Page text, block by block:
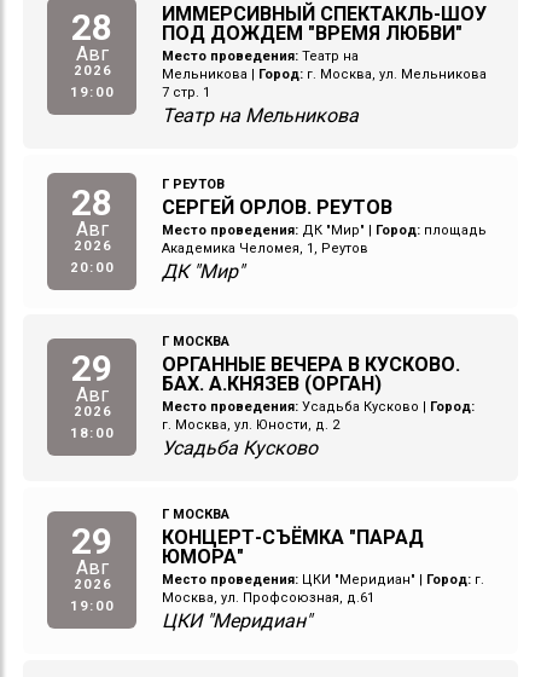
28
Авг
2026
19:00
ИММЕРСИВНЫЙ СПЕКТАКЛЬ-ШОУ
ПОД ДОЖДЕМ "ВРЕМЯ ЛЮБВИ"
Место проведения: Театр на
Мельникова | Город: г. Москва, ул. Мельникова
7 стр. 1
Театр на Мельникова
28
Авг
2026
20:00
Г РЕУТОВ
СЕРГЕЙ ОРЛОВ. РЕУТОВ
Место проведения: ДК "Мир" Город: площадь
Академика Челомея, 1, Реутов
ДК "Мир"
29
Авг
2026
18:00
Г МОСКВА
ОРГАННЫЕ ВЕЧЕРА В КУСКОВО.
БАХ. А.КНЯЗЕВ (ОРГАН)
Место проведения: Усадьба Кусково | Город:
г. Москва, ул. Юности, д. 2
Усадьба Кусково
29
Авг
2026
19:00
Г МОСКВА
КОНЦЕРТ-СЪЁМКА "ПАРАД
ЮМОРА"
Место проведения: ЦКИ "Меридиан" | Город: г.
Москва, ул. Профсоюзная, д.61
ЦКИ "Меридиан"